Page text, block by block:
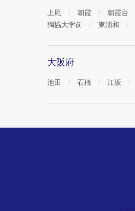
上尾 朝霞 朝霞台
獨協大学前
東浦和
大阪府
池田 石橋 江坂